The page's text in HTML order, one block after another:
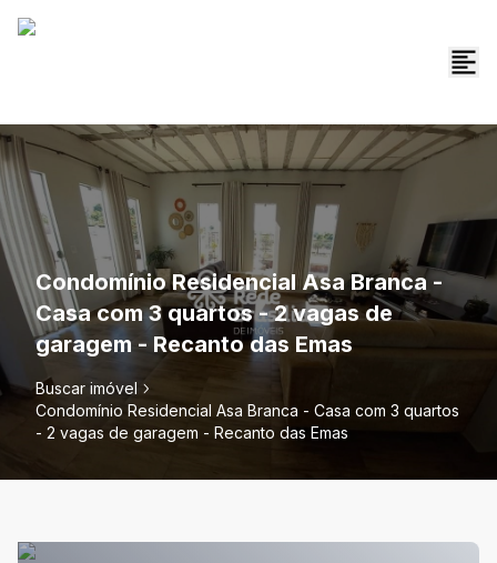
Condomínio Residencial Asa Branca -
Casa com 3 quartos - 2 vagas de
garagem - Recanto das Emas
Buscar imóvel
Condomínio Residencial Asa Branca - Casa com 3 quartos
- 2 vagas de garagem - Recanto das Emas